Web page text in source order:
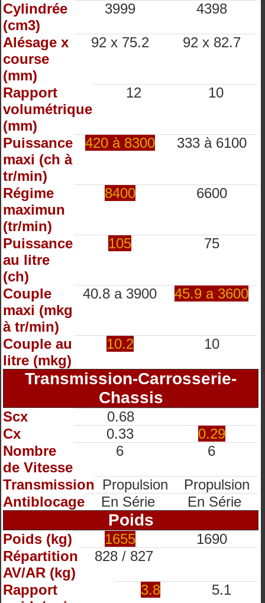
Cylindrée
(cm3)
3999 4398
Alésage x
course
(mm)
92 x 75.2 92 x 82.7
Rapport
volumétrique
(mm)
12 10
Puissance
maxi (ch à
tr/min)
420 à 8300 333 à 6100
Régime
maximun
(tr/min)
8400 6600
Puissance
au litre
(ch)
105 75
Couple
maxi (mkg
à tr/min)
40.8 a 3900 45.9 a 3600
Couple au
litre (mkg)
10.2 10
Transmission-Carrosserie-
Chassis
Scx
0.68
Cx
0.33
0.29
Nombre
de Vitesse
6 6
Transmission Propulsion
Propulsion
Antiblocage
En Série En Série
Poids
Poids (kg) 1655
1690
Répartition
AV/AR (kg)
828 / 827
Rapport
3.8 5.1